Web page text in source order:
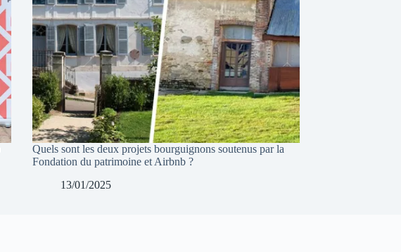
Quels sont les deux projets bourguignons soutenus par la
Fondation du patrimoine et Airbnb ?
13/01/2025